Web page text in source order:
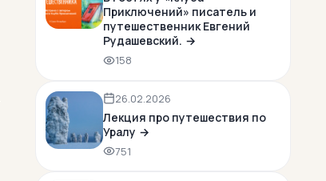
Приключений» писатель и
путешественник Евгений
Рудашевский.
158
26.02.2026
Лекция про путешествия по
Уралу
751